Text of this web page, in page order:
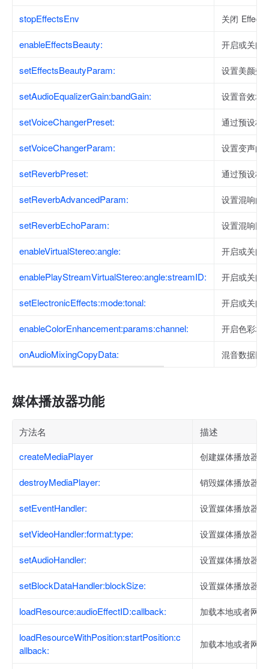
stopEffectsEnv 关闭
enableEffectsBeauty: 开启或关闭
setEffectsBeautyParam: 设置美颜效
setAudioEqualizerGain:bandGain: 设置音效均
setVoiceChangerPreset: 通过预设枚
setVoiceChangerParam: 设置变声的
setReverbPreset: 通过预设枚
setReverbAdvancedParam: 设置混响的
setReverbEchoParam: 设置混响回
enableVirtualStereo:angle: 开启或关闭
enablePlayStreamVirtualStereo:angle:streamID: 开启或关闭
setElectronicEffects:mode:tonal: 开启或关闭
enableColorEnhancement:params:channel: 开启色彩增
onAudioMixingCopyData: 混音数据回
媒体播放器功能
方法名
描述
createMediaPlayer
创建媒体播放器
destroyMediaPlayer: 销毁媒体播放器
setEventHandler: 设置媒体播放器
setVideoHandler:format:type: 设置媒体播放器
setAudioHandler: 设置媒体播放器
setBlockDataHandler:blockSize: 设置媒体播放器
loadResource:audioEffectID:callback: 加载本地或者网
loadResourceWithPosition:startPosition:c
allback:
加载本地或者网